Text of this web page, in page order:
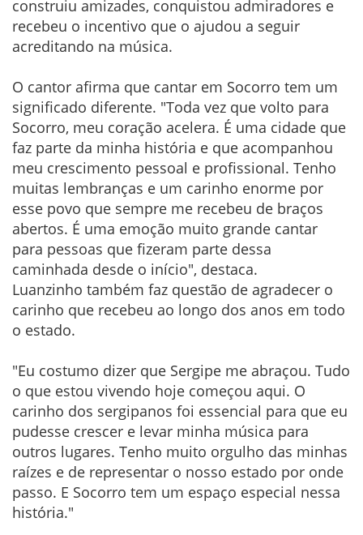
construiu amizades, conquistou admiradores e
recebeu o incentivo que o ajudou a seguir
acreditando na música.
O cantor afirma que cantar em Socorro tem um
significado diferente. "Toda vez que volto para
Socorro, meu coração acelera. É uma cidade que
faz parte da minha história e que acompanhou
meu crescimento pessoal e profissional. Tenho
muitas lembranças e um carinho enorme por
esse povo que sempre me recebeu de braços
abertos. É uma emoção muito grande cantar
para pessoas que fizeram parte dessa
caminhada desde o início", destaca.
Luanzinho também faz questão de agradecer o
carinho que recebeu ao longo dos anos em todo
o estado.
"Eu costumo dizer que Sergipe me abraçou. Tudo
o que estou vivendo hoje começou aqui. O
carinho dos sergipanos foi essencial para que eu
pudesse crescer e levar minha música para
outros lugares. Tenho muito orgulho das minhas
raízes e de representar o nosso estado por onde
passo. E Socorro tem um espaço especial nessa
história."